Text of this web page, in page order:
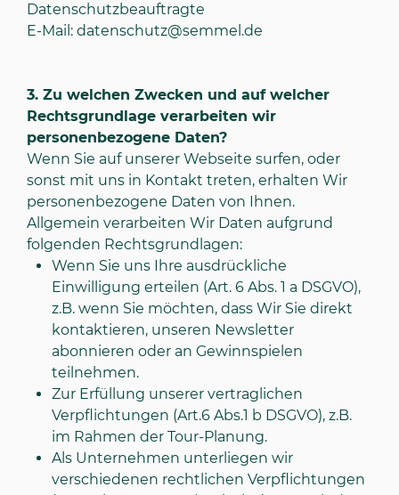
Datenschutzbeauftragte
E-Mail: datenschutz@semmel.de
3. Zu welchen Zwecken und auf welcher
Rechtsgrundlage verarbeiten wir
personenbezogene Daten?
Wenn Sie auf unserer Webseite surfen, oder
sonst mit uns in Kontakt treten, erhalten Wir
personenbezogene Daten von Ihnen.
Allgemein verarbeiten Wir Daten aufgrund
folgenden Rechtsgrundlagen:
Wenn Sie uns Ihre ausdrückliche
Einwilligung erteilen (Art. 6 Abs. 1 a DSGVO),
z.B. wenn Sie möchten, dass Wir Sie direkt
kontaktieren, unseren Newsletter
abonnieren oder an Gewinnspielen
teilnehmen.
Zur Erfüllung unserer vertraglichen
Verpflichtungen (Art.6 Abs.1 b DSGVO), z.B.
im Rahmen der Tour-Planung.
Als Unternehmen unterliegen wir
verschiedenen rechtlichen Verpflichtungen